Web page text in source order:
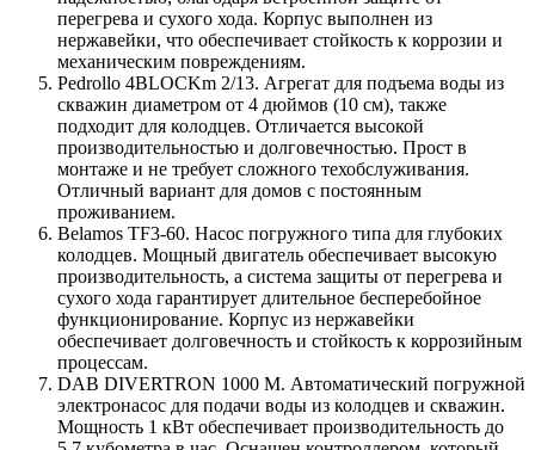
перегрева и сухого хода. Корпус выполнен из
нержавейки, что обеспечивает стойкость к коррозии и
механическим повреждениям.
Pedrollo 4BLOCKm 2/13. Агрегат для подъема воды из
скважин диаметром от 4 дюймов (10 см), также
подходит для колодцев. Отличается высокой
производительностью и долговечностью. Прост в
монтаже и не требует сложного техобслуживания.
Отличный вариант для домов с постоянным
проживанием.
Belamos TF3-60. Насос погружного типа для глубоких
колодцев. Мощный двигатель обеспечивает высокую
производительность, а система защиты от перегрева и
сухого хода гарантирует длительное бесперебойное
функционирование. Корпус из нержавейки
обеспечивает долговечность и стойкость к коррозийным
процессам.
DAB DIVERTRON 1000 M. Автоматический погружной
электронасос для подачи воды из колодцев и скважин.
Мощность 1 кВт обеспечивает производительность до